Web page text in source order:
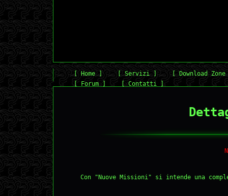
[ Home ] [ Servizi ]
[ Download
[ Forum ]
[ Contatti ]
Con "Nuove Missioni" si intende una